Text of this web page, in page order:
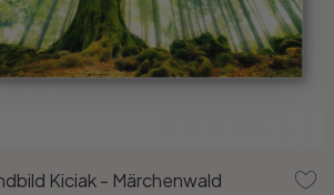
Kiciak - Märchenwald